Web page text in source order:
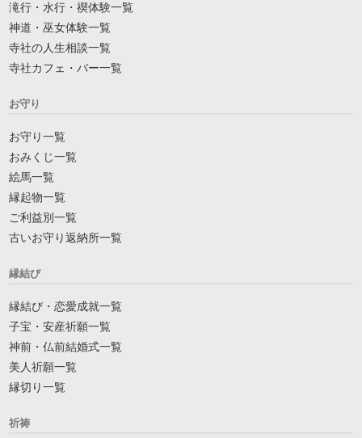
滝行・水行・禊体験一覧
神道・巫女体験一覧
寺社の人生相談一覧
寺社カフェ・バー一覧
お守り
お守り一覧
おみくじ一覧
絵馬一覧
縁起物一覧
ご利益別一覧
古いお守り返納所一覧
縁結び
縁結び・恋愛成就一覧
子宝・安産祈願一覧
神前・仏前結婚式一覧
美人祈願一覧
縁切り一覧
祈祷